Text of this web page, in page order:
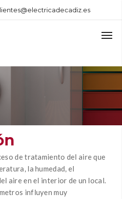
de tratamiento del aire que
la humedad, el
aire en el interior de un local.
influyen muy